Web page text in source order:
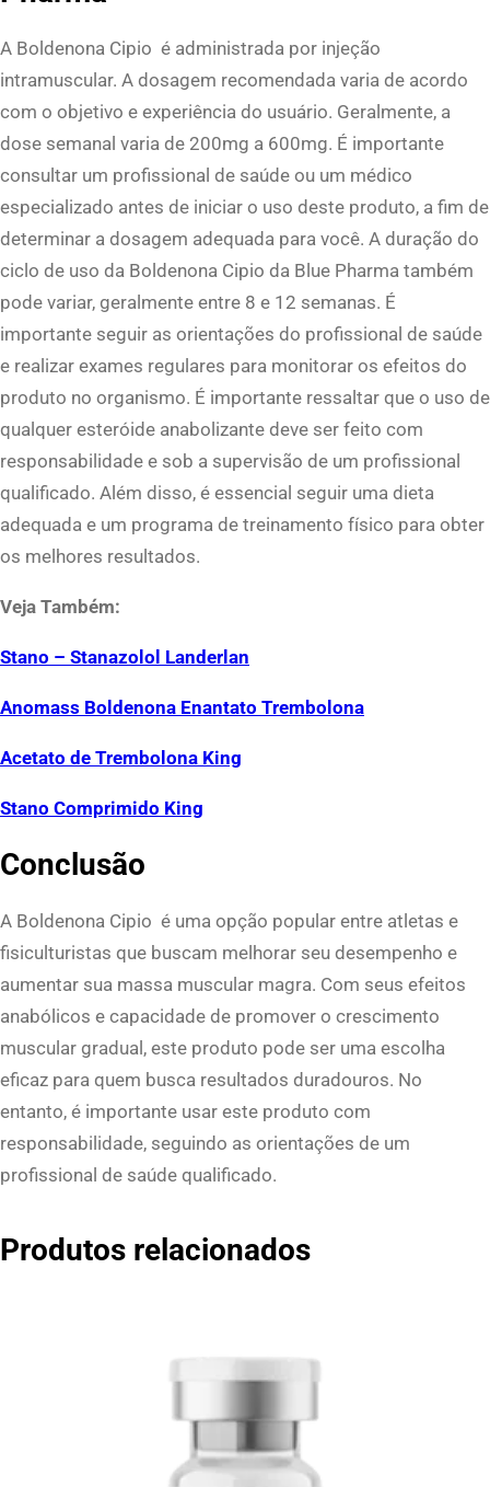
A Boldenona Cipio é administrada por injeção
intramuscular. A dosagem recomendada varia de acordo
com o objetivo e experiência do usuário. Geralmente, a
dose semanal varia de 200mg a 600mg. É importante
consultar um profissional de saúde ou um médico
especializado antes de iniciar o uso deste produto, a fim de
determinar a dosagem adequada para você. A duração do
ciclo de uso da Boldenona Cipio da Blue Pharma também
pode variar, geralmente entre 8 e 12 semanas. É
importante seguir as orientações do profissional de saúde
e realizar exames regulares para monitorar os efeitos do
produto no organismo. É importante ressaltar que o uso de
qualquer esteróide anabolizante deve ser feito com
responsabilidade e sob a supervisão de um profissional
qualificado. Além disso, é essencial seguir uma dieta
adequada e um programa de treinamento físico para obter
os melhores resultados.
Veja Também:
Stano – Stanazolol Landerlan
Anomass Boldenona Enantato Trembolona
Acetato de Trembolona King
Stano Comprimido King
Conclusão
A Boldenona Cipio é uma opção popular entre atletas e
fisiculturistas que buscam melhorar seu desempenho e
aumentar sua massa muscular magra. Com seus efeitos
anabólicos e capacidade de promover o crescimento
muscular gradual, este produto pode ser uma escolha
eficaz para quem busca resultados duradouros. No
entanto, é importante usar este produto com
responsabilidade, seguindo as orientações de um
profissional de saúde qualificado.
Produtos relacionados